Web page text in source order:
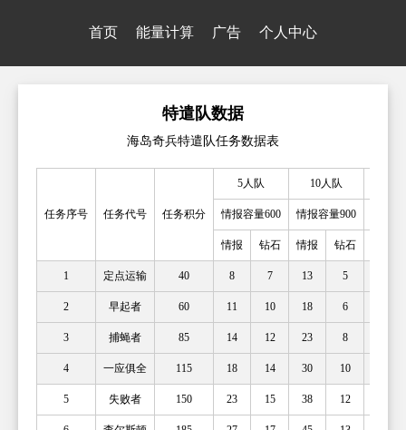
首页 能量计算 广告 个人中心
特遣队数据
海岛奇兵特遣队任务数据表
任务序号 任务代号 任务积分
5人队 10人队
情报容量600 情报容量900
情报 钻石 情报 钻石
1 定点运输 40 8 7 13 5
2 早起者 60 11 10 18 6
3 捕蝇者 85 14 12 23 8
4 一应俱全 115 18 14 30 10
5 失败者 150 23 15 38 12